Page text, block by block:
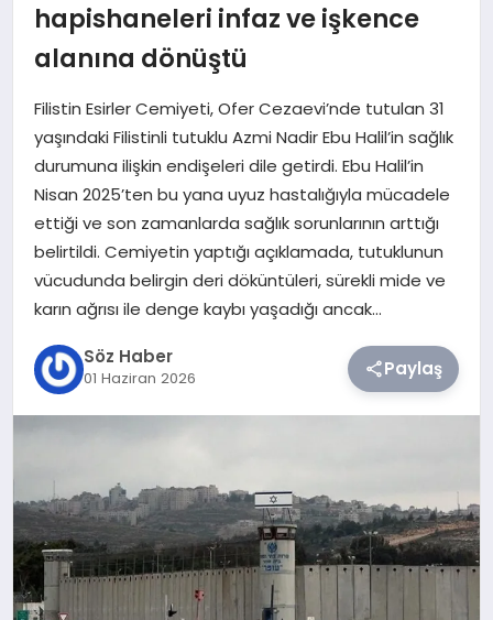
EĞITIM
SAĞLIK
DÜNYA
TEKNOLOJI
SIYASET
YAŞAM
hapishaneleri infaz ve işkence
alanına dönüştü
Filistin Esirler Cemiyeti, Ofer Cezaevi’nde tutulan 31
yaşındaki Filistinli tutuklu Azmi Nadir Ebu Halil’in sağlık
durumuna ilişkin endişeleri dile getirdi. Ebu Halil’in
Nisan 2025’ten bu yana uyuz hastalığıyla mücadele
ettiği ve son zamanlarda sağlık sorunlarının arttığı
belirtildi. Cemiyetin yaptığı açıklamada, tutuklunun
vücudunda belirgin deri döküntüleri, sürekli mide ve
karın ağrısı ile denge kaybı yaşadığı ancak…
Söz Haber
01 Haziran 2026 Paylaş